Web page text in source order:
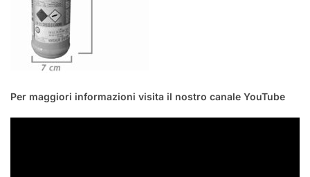
Per maggiori informazioni visita il nostro canale YouTube